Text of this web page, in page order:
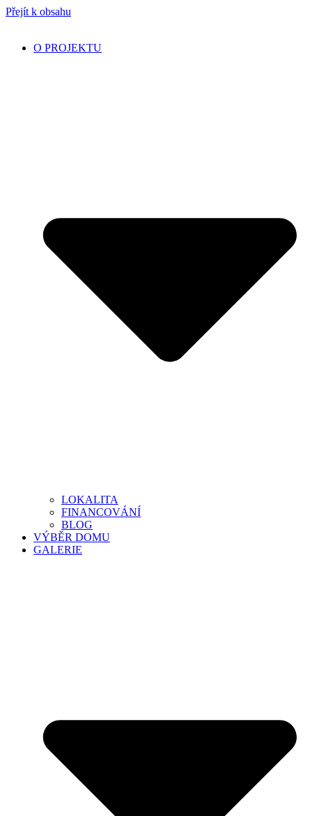
Přejít k obsahu
O PROJEKTU
LOKALITA
FINANCOVÁNÍ
BLOG
VÝBĚR DOMU
GALERIE